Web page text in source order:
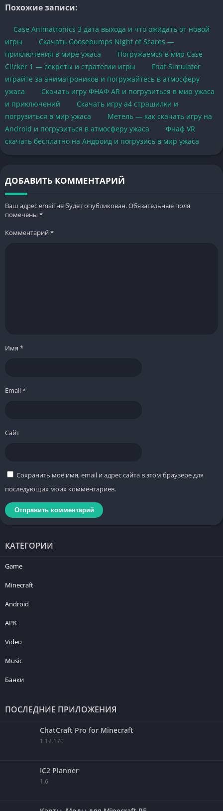
Похожие записи:
Case Animatronics 3 дата выхода и что ожидать от новой
игры
Скачать Goosebumps Night of Scares —
приключения в мире ужаса
Погружаемся в мир Case
Clicker 1 — секреты и стратегии игры
Fnaf Simulator
играйте за аниматроников и погружайтесь в атмосферу
ужаса
Скачать игру ФНАФ AR и погрузиться в мир ужаса
и приключений
Скачать игру a4 страшилки и
погрузиться в мир ужаса
Метель — как скачать игру на
Android и погрузиться в атмосферу ужаса
Фнаф VR
скачать бесплатно на Андроид и погрузись в мир ужаса
ДОБАВИТЬ КОММЕНТАРИЙ
Ваш адрес email не будет опубликован.Обязательные поля
помечены *
Комментарий*
Имя *
Email*
Сайт
Сохранить моё имя, email и адрес сайта в этом браузере для
последующих моих комментариев.
КАТЕГОРИИ
Game
Minecraft
Android
APK
Video
Music
Банки
ПОСЛЕДНИЕ ПРИЛОЖЕНИЯ
ChatCraft Pro for Minecraft
1.12.170
IC2 Planner
1.6